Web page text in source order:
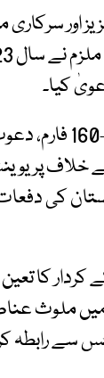
اور سرکاری
اور دیگر ایجنٹس کے ساتھ
کے خلاف
کا تعین
ملوث
سے رابطہ